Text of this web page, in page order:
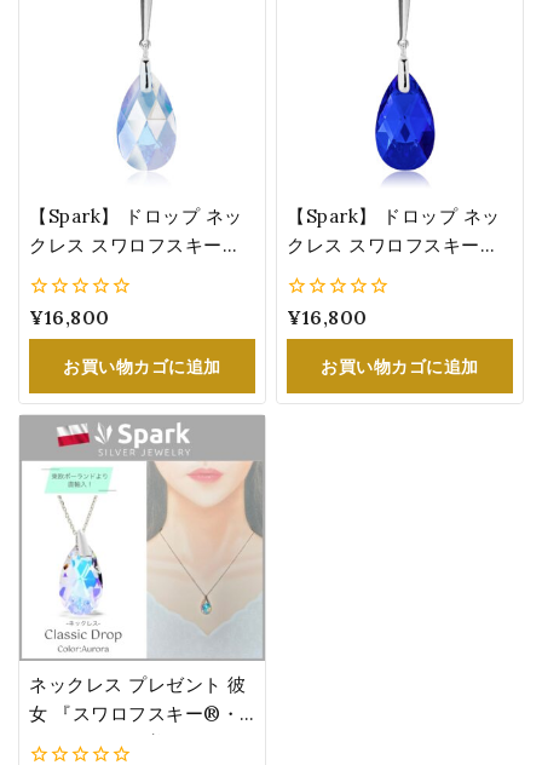
【Spark】 ドロップ ネッ
クレス スワロフスキー
®・クリスタル
ディース 女性 誕生日 プレ
ゼント ライト・サファイ
ア・シマー
NN610622LSASH
0
5
¥16,800
お買い物カゴに追加
【Spark】 ドロップ ネッ
クレス スワロフスキー
®・クリスタル レディー
日 プレゼント
NN610622MJB
0
5
¥16,800
お買い物カゴに追加
ネックレス プレゼント 彼
女 『スワロフスキー®・
クリスタル』 美しいオー